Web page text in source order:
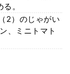
。
2）のじゃがい
、ミニトマト